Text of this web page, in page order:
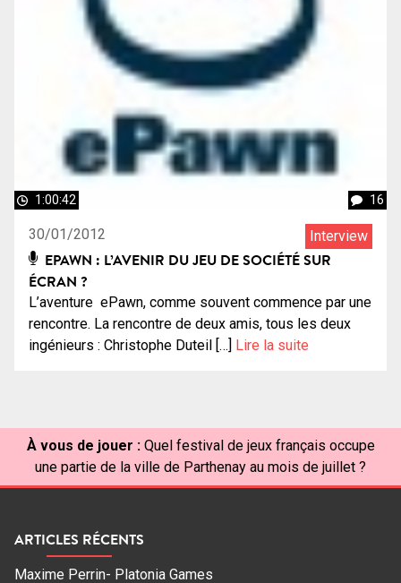
1:00:42 16
30/01/2012 Interview
EPAWN : L’AVENIR DU JEU DE SOCIÉTÉ SUR
ÉCRAN ?
L’aventure ePawn, comme souvent commence par une
rencontre. La rencontre de deux amis, tous les deux
ingénieurs : Christophe Duteil […] Lire la suite
À vous de jouer : Quel festival de jeux français occupe
une partie de la ville de Parthenay au mois de juillet ?
ARTICLES RÉCENTS
Maxime Perrin- Platonia Games